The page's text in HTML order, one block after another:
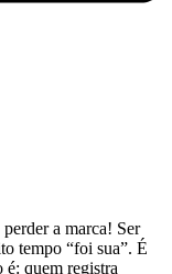
a marca! Ser
tempo “foi sua”. É
quem registra